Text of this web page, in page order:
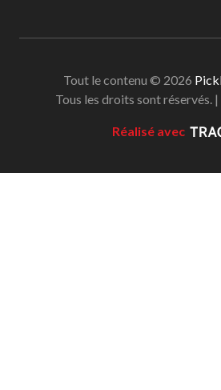
Tout le contenu © 2026
Tous les droits sont réservés. |
Réalisé avec